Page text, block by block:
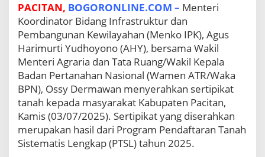
e
n
y
e
l
e
s
i
a
n
P
T
PACITAN, BOGORONLINE.COM – Menteri
Koordinator Bidang Infrastruktur dan
Pembangunan Kewilayahan (Menko IPK), Agus
Harimurti Yudhoyono (AHY), bersama Wakil
Menteri Agraria dan Tata Ruang/Wakil Kepala
Badan Pertanahan Nasional (Wamen ATR/Waka
BPN), Ossy Dermawan menyerahkan sertipikat
tanah kepada masyarakat Kabupaten Pacitan,
Kamis (03/07/2025). Sertipikat yang diserahkan
merupakan hasil dari Program Pendaftaran Tanah
Sistematis Lengkap (PTSL) tahun 2025.